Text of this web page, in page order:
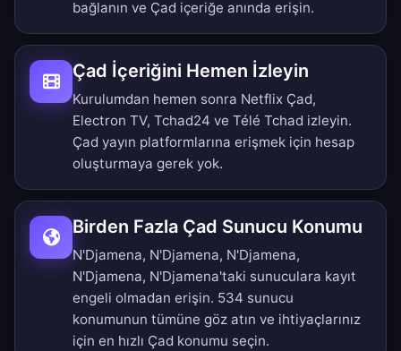
bağlanın ve Çad içeriğe anında erişin.
Çad İçeriğini Hemen İzleyin
Kurulumdan hemen sonra Netflix Çad,
Electron TV, Tchad24 ve Télé Tchad izleyin.
Çad yayın platformlarına erişmek için hesap
oluşturmaya gerek yok.
Birden Fazla Çad Sunucu Konumu
N'Djamena, N'Djamena, N'Djamena,
N'Djamena, N'Djamena'taki sunuculara kayıt
engeli olmadan erişin. 534 sunucu
konumunun tümüne göz atın ve ihtiyaçlarınız
için en hızlı Çad konumu seçin.